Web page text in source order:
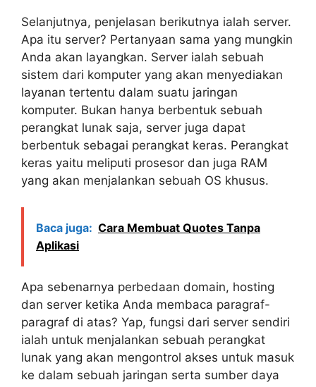
Selanjutnya, penjelasan berikutnya ialah server.
Apa itu server? Pertanyaan sama yang mungkin
Anda akan layangkan. Server ialah sebuah
sistem dari komputer yang akan menyediakan
layanan tertentu dalam suatu jaringan
komputer. Bukan hanya berbentuk sebuah
perangkat lunak saja, server juga dapat
berbentuk sebagai perangkat keras. Perangkat
keras yaitu meliputi prosesor dan juga RAM
yang akan menjalankan sebuah OS khusus.
Baca juga: Cara Membuat Quotes Tanpa
Aplikasi
Apa sebenarnya perbedaan domain, hosting
dan server ketika Anda membaca paragraf-
paragraf di atas? Yap, fungsi dari server sendiri
ialah untuk menjalankan sebuah perangkat
lunak yang akan mengontrol akses untuk masuk
ke dalam sebuah jaringan serta sumber daya